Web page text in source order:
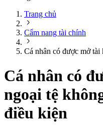
Trang chủ
Cẩm nang tài chính
Cá nhân có được mở
Cá nhân có
ngoại tệ
điều kiện